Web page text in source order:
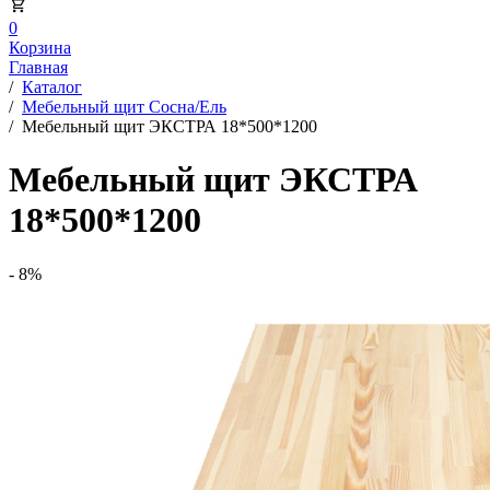
0
Корзина
Главная
/ Каталог
/ Мебельный щит Сосна/Ель
/ Мебельный щит ЭКСТРА 18*500*1200
Мебельный щит ЭКСТРА
18*500*1200
- 8%